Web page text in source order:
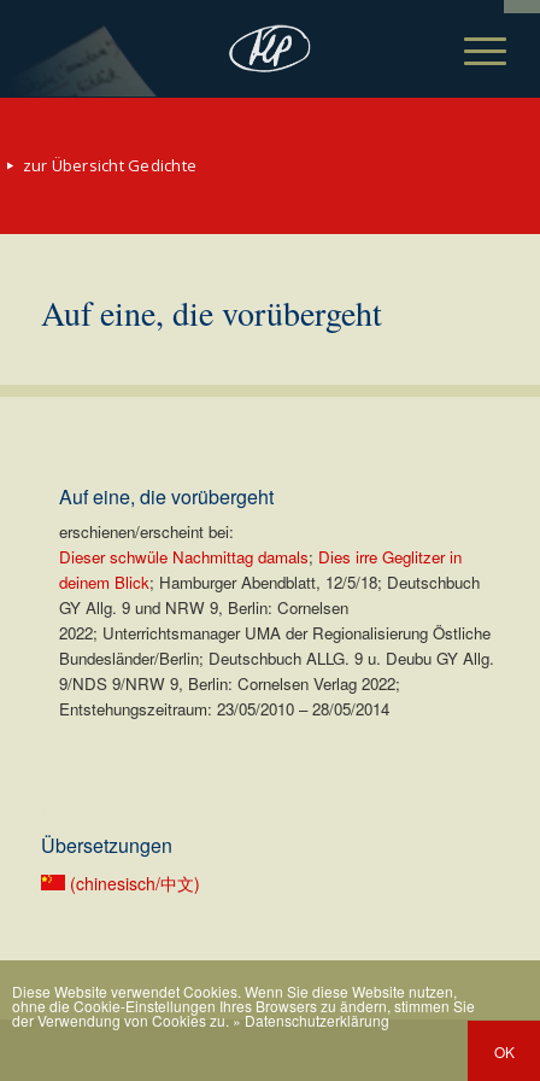
zur Übersicht Gedichte
Auf eine, die vorübergeht
Auf eine, die vorübergeht
erschienen/erscheint bei:
Dieser schwüle Nachmittag damals; Dies irre Geglitzer in
deinem Blick; Hamburger Abendblatt, 12/5/18; Deutschbuch
GY Allg. 9 und NRW 9, Berlin: Cornelsen
2022; Unterrichtsmanager UMA der Regionalisierung Östliche
Bundesländer/Berlin; Deutschbuch ALLG. 9 u. Deubu GY Allg.
9/NDS 9/NRW 9, Berlin: Cornelsen Verlag 2022;
Entstehungszeitraum: 23/05/2010 – 28/05/2014
Übersetzungen
(chinesisch/中文)
Diese Website verwendet Cookies. Wenn Sie diese Website nutzen,
ohne die Cookie-Einstellungen Ihres Browsers zu ändern, stimmen Sie
der Verwendung von Cookies zu. » Datenschutzerklärung
OK